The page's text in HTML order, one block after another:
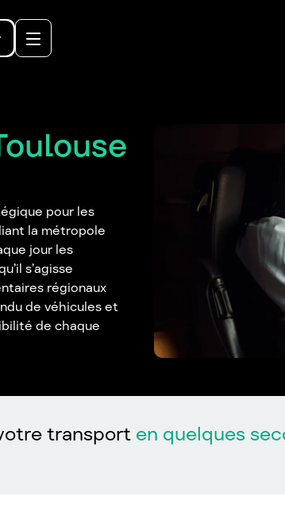
pour les
la métropole
jour les
s’agisse
régionaux
de véhicules et
de chaque
transport en quelques